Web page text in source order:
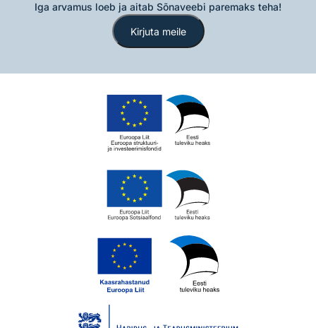
Iga arvamus loeb ja aitab Sõnaveebi paremaks teha!
Kirjuta meile